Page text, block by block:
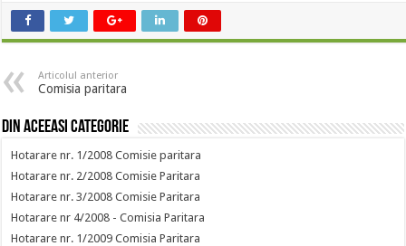
Articolul anterior
Comisia paritara
Din aceeasi categorie
Hotarare nr. 1/2008 Comisie paritara
Hotarare nr. 2/2008 Comisie Paritara
Hotarare nr. 3/2008 Comisie Paritara
Hotarare nr 4/2008 - Comisia Paritara
Hotarare nr. 1/2009 Comisia Paritara